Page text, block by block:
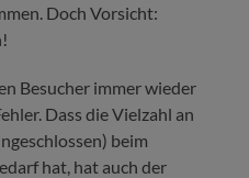
Doch Vorsicht:
Besucher immer wieder
Dass die Vielzahl an
beim
hat, hat auch der